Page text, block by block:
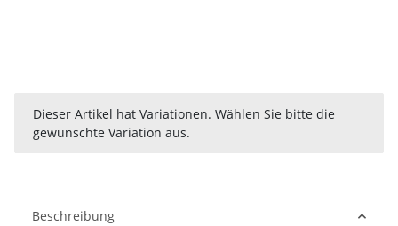
x
Dieser Artikel hat Variationen. Wählen Sie bitte die
gewünschte Variation aus.
Beschreibung